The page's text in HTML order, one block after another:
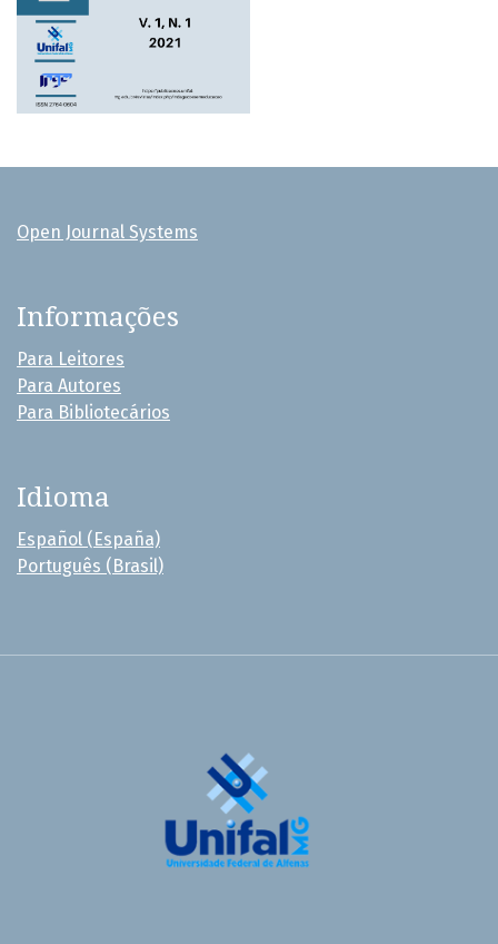
Open Journal Systems
Informações
Para Leitores
Para Autores
Para Bibliotecários
Idioma
Español (España)
Português (Brasil)